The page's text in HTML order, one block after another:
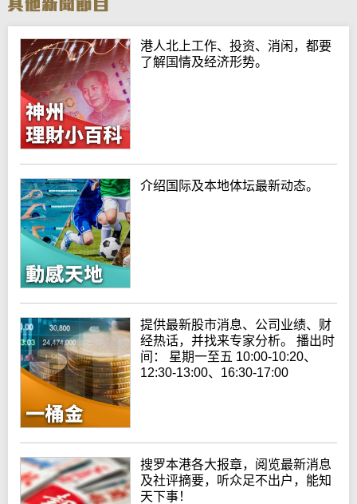
港人北上工作、投资、消闲，都要
了解国情及经济形势。
介绍国际及本地体坛最新动态。
提供最新股市消息、公司业绩、财
经热话，并找来专家分析。 播出时
间： 星期一至五 10:00-10:20、
12:30-13:00、16:30-17:00
搜罗本港各大报章，阅览最新消息
及社评摘要，听众足不出户，能知
天下事！